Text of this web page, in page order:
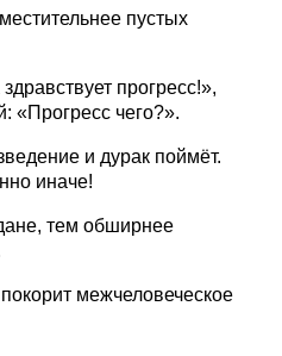
пустых
прогресс!»,
«Прогресс чего?».
и дурак поймёт.
иначе!
тем обширнее
межчеловеческое